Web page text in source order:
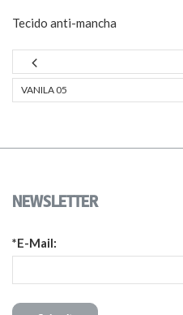
Tecido anti-mancha
VANILA 05
NEWSLETTER
*E-Mail: